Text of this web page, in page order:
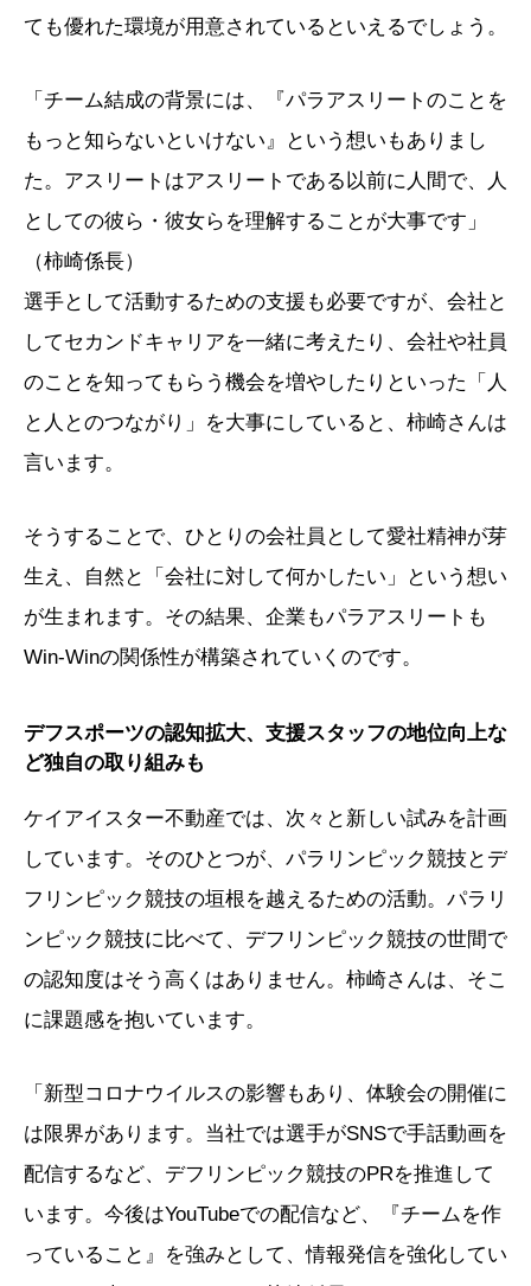
ても優れた環境が用意されているといえるでしょう。
「チーム結成の背景には、『パラアスリートのことを
もっと知らないといけない』という想いもありまし
た。アスリートはアスリートである以前に人間で、人
としての彼ら・彼女らを理解することが大事です」
（柿崎係長）
選手として活動するための支援も必要ですが、会社と
してセカンドキャリアを一緒に考えたり、会社や社員
のことを知ってもらう機会を増やしたりといった「人
と人とのつながり」を大事にしていると、柿崎さんは
言います。
そうすることで、ひとりの会社員として愛社精神が芽
生え、自然と「会社に対して何かしたい」という想い
が生まれます。その結果、企業もパラアスリートも
Win-Winの関係性が構築されていくのです。
デフスポーツの認知拡大、支援スタッフの地位向上な
ど独自の取り組みも
ケイアイスター不動産では、次々と新しい試みを計画
しています。そのひとつが、パラリンピック競技とデ
フリンピック競技の垣根を越えるための活動。パラリ
ンピック競技に比べて、デフリンピック競技の世間で
の認知度はそう高くはありません。柿崎さんは、そこ
に課題感を抱いています。
「新型コロナウイルスの影響もあり、体験会の開催に
は限界があります。当社では選手がSNSで手話動画を
配信するなど、デフリンピック競技のPRを推進して
います。今後はYouTubeでの配信など、『チームを作
っていること』を強みとして、情報発信を強化してい